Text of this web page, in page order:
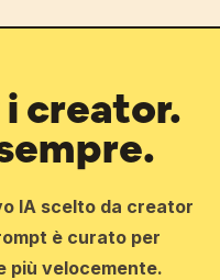
creator.
IA scelto da creator
è curato per
più velocemente.